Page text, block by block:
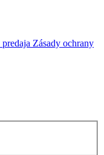
Zásady ochrany